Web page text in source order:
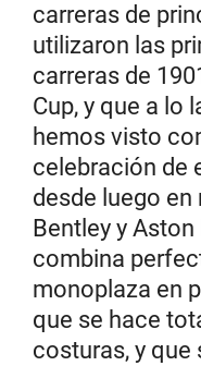
carreras de
utilizaron las
carreras de
Cup, y que a lo
hemos visto
celebración de
desde luego
Bentley y
combina
monoplaza en
que se hace
costuras, y que